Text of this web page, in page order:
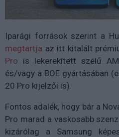
Iparági források szerint a
megtartja az itt kitalált
Pro is lekerekített szélű
és/vagy a BOE gyártásában
20 Pro kijelzői is).
Fontos adalék, hogy bár a
Pro marad a vaskosabb
kizárólag a Samsung